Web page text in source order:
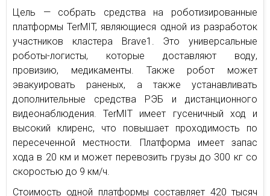
Цель — собрать средства на роботизированные
платформы TerMIT, являющиеся одной из разработок
участников кластера Brave1. Это универсальные
роботы-логисты, которые доставляют воду,
провизию, медикаменты. Также робот может
эвакуировать раненых, а также устанавливать
дополнительные средства РЭБ и дистанционного
видеонаблюдения. TerMIT имеет гусеничный ход и
высокий клиренс, что повышает проходимость по
пересеченной местности. Платформа имеет запас
хода в 20 км и может перевозить грузы до 300 кг со
скоростью до 9 км/ч.
Стоимость одной платформы составляет 420 тысяч